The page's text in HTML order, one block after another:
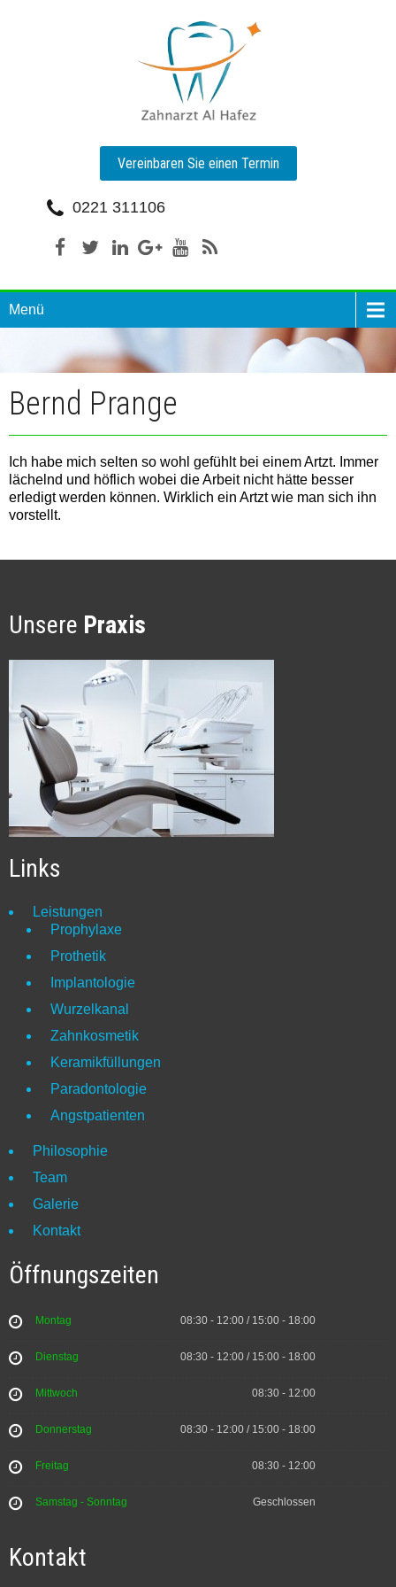
Vereinbaren Sie einen Termin
0221 311106
Menü
Bernd Prange
Ich habe mich selten so wohl gefühlt bei einem Artzt. Immer
lächelnd und höflich wobei die Arbeit nicht hätte besser
erledigt werden können. Wirklich ein Artzt wie man sich ihn
vorstellt.
Unsere Praxis
Links
Leistungen
Prophylaxe
Prothetik
Implantologie
Wurzelkanal
Zahnkosmetik
Keramikfüllungen
Paradontologie
Angstpatienten
Philosophie
Team
Galerie
Kontakt
Öffnungszeiten
Montag 08:30 - 12:00 / 15:00 - 18:00
Dienstag 08:30 - 12:00 / 15:00 - 18:00
Mittwoch 08:30 - 12:00
Donnerstag 08:30 - 12:00 / 15:00 - 18:00
Freitag 08:30 - 12:00
Samstag - Sonntag Geschlossen
Kontakt